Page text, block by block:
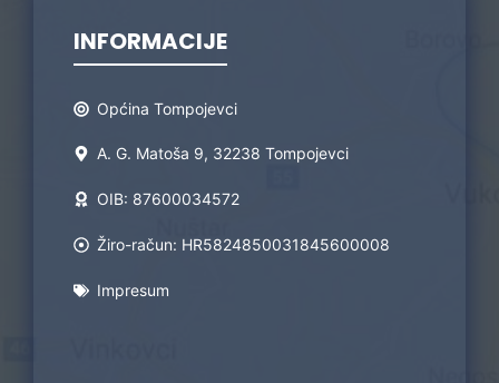
INFORMACIJE
Općina Tompojevci
A. G. Matoša 9, 32238 Tompojevci
OIB: 87600034572
Žiro-račun: HR5824850031845600008
Impresum